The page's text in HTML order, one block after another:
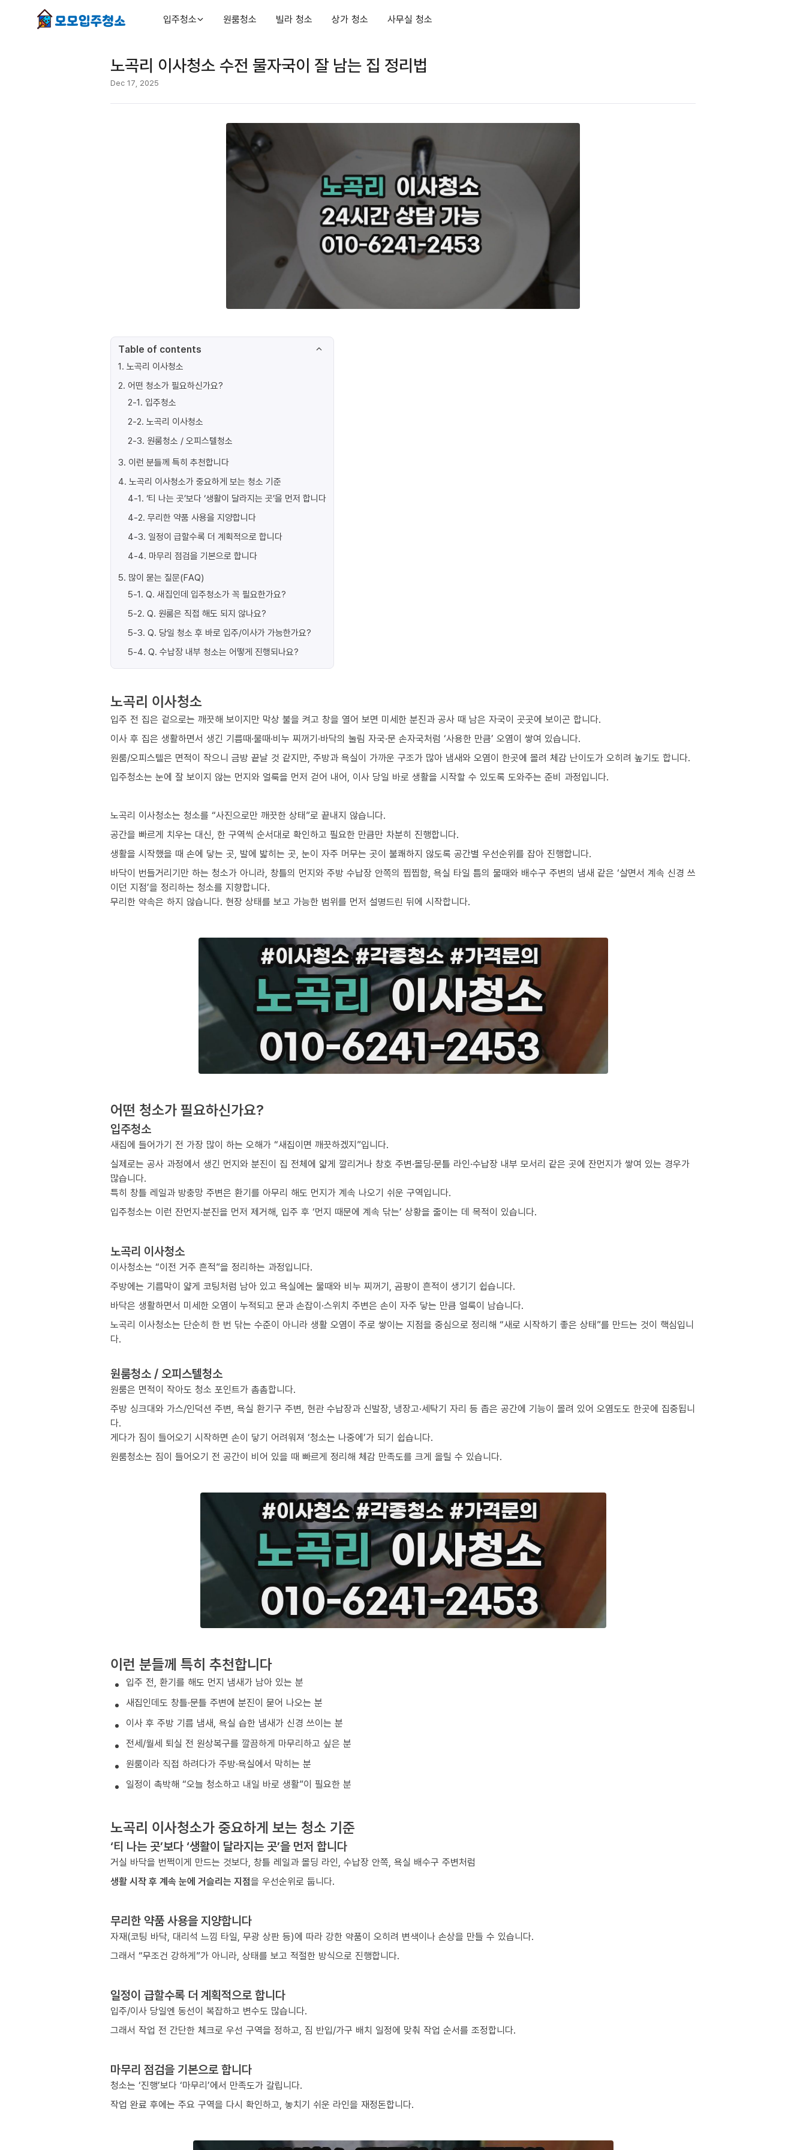
입주청소 원룸청소 빌라 청소 상가 청소 사무실 청소
노곡리 이사청소 수전 물자국이 잘 남는 집 정리법
Dec 17, 2025
Table of contents
1. 노곡리 이사청소
2. 어떤 청소가 필요하신가요?
2-1. 입주청소
2-2. 노곡리 이사청소
2-3. 원룸청소 / 오피스텔청소
3. 이런 분들께 특히 추천합니다
4. 노곡리 이사청소가 중요하게 보는 청소 기준
4-1. ‘티 나는 곳’보다 ‘생활이 달라지는 곳’을 먼저 합니다
4-2. 무리한 약품 사용을 지양합니다
4-3. 일정이 급할수록 더 계획적으로 합니다
4-4. 마무리 점검을 기본으로 합니다
5. 많이 묻는 질문(FAQ)
5-1. Q. 새집인데 입주청소가 꼭 필요한가요?
5-2. Q. 원룸은 직접 해도 되지 않나요?
5-3. Q. 당일 청소 후 바로 입주/이사가 가능한가요?
5-4. Q. 수납장 내부 청소는 어떻게 진행되나요?
노곡리 이사청소
입주 전 집은 겉으로는 깨끗해 보이지만 막상 불을 켜고 창을 열어 보면 미세한 분진과 공사 때 남은 자국이 곳곳에 보이곤 합니다.
이사 후 집은 생활하면서 생긴 기름때·물때·비누 찌꺼기·바닥의 눌림 자국·문 손자국처럼 ‘사용한 만큼’ 오염이 쌓여 있습니다.
원룸/오피스텔은 면적이 작으니 금방 끝날 것 같지만, 주방과 욕실이 가까운 구조가 많아 냄새와 오염이 한곳에 몰려 체감 난이도가 오히려 높기도 합니다.
입주청소는 눈에 잘 보이지 않는 먼지와 얼룩을 먼저 걷어 내어, 이사 당일 바로 생활을 시작할 수 있도록 도와주는 준비 과정입니다.
노곡리 이사청소는 청소를 “사진으로만 깨끗한 상태”로 끝내지 않습니다.
공간을 빠르게 치우는 대신, 한 구역씩 순서대로 확인하고 필요한 만큼만 차분히 진행합니다.
생활을 시작했을 때 손에 닿는 곳, 발에 밟히는 곳, 눈이 자주 머무는 곳이 불쾌하지 않도록 공간별 우선순위를 잡아 진행합니다.
바닥이 번들거리기만 하는 청소가 아니라, 창틀의 먼지와 주방 수납장 안쪽의 찝찝함, 욕실 타일 틈의 물때와 배수구 주변의 냄새 같은 ‘살면서 계속 신경 쓰
이던 지점’을 정리하는 청소를 지향합니다.
무리한 약속은 하지 않습니다. 현장 상태를 보고 가능한 범위를 먼저 설명드린 뒤에 시작합니다.
어떤 청소가 필요하신가요?
입주청소
새집에 들어가기 전 가장 많이 하는 오해가 “새집이면 깨끗하겠지”입니다.
실제로는 공사 과정에서 생긴 먼지와 분진이 집 전체에 얇게 깔리거나 창호 주변·몰딩·문틀 라인·수납장 내부 모서리 같은 곳에 잔먼지가 쌓여 있는 경우가
많습니다.
특히 창틀 레일과 방충망 주변은 환기를 아무리 해도 먼지가 계속 나오기 쉬운 구역입니다.
입주청소는 이런 잔먼지·분진을 먼저 제거해, 입주 후 ‘먼지 때문에 계속 닦는’ 상황을 줄이는 데 목적이 있습니다.
노곡리 이사청소
이사청소는 “이전 거주 흔적”을 정리하는 과정입니다.
주방에는 기름막이 얇게 코팅처럼 남아 있고 욕실에는 물때와 비누 찌꺼기, 곰팡이 흔적이 생기기 쉽습니다.
바닥은 생활하면서 미세한 오염이 누적되고 문과 손잡이·스위치 주변은 손이 자주 닿는 만큼 얼룩이 남습니다.
노곡리 이사청소는 단순히 한 번 닦는 수준이 아니라 생활 오염이 주로 쌓이는 지점을 중심으로 정리해 “새로 시작하기 좋은 상태”를 만드는 것이 핵심입니
다.
원룸청소 / 오피스텔청소
원룸은 면적이 작아도 청소 포인트가 촘촘합니다.
주방 싱크대와 가스/인덕션 주변, 욕실 환기구 주변, 현관 수납장과 신발장, 냉장고·세탁기 자리 등 좁은 공간에 기능이 몰려 있어 오염도도 한곳에 집중됩니
다.
게다가 짐이 들어오기 시작하면 손이 닿기 어려워져 ‘청소는 나중에’가 되기 쉽습니다.
원룸청소는 짐이 들어오기 전 공간이 비어 있을 때 빠르게 정리해 체감 만족도를 크게 올릴 수 있습니다.
이런 분들께 특히 추천합니다
입주 전, 환기를 해도 먼지 냄새가 남아 있는 분
새집인데도 창틀·문틀 주변에 분진이 묻어 나오는 분
이사 후 주방 기름 냄새, 욕실 습한 냄새가 신경 쓰이는 분
전세/월세 퇴실 전 원상복구를 깔끔하게 마무리하고 싶은 분
원룸이라 직접 하려다가 주방·욕실에서 막히는 분
일정이 촉박해 “오늘 청소하고 내일 바로 생활”이 필요한 분
노곡리 이사청소가 중요하게 보는 청소 기준
‘티 나는 곳’보다 ‘생활이 달라지는 곳’을 먼저 합니다
거실 바닥을 번쩍이게 만드는 것보다, 창틀 레일과 몰딩 라인, 수납장 안쪽, 욕실 배수구 주변처럼
생활 시작 후 계속 눈에 거슬리는 지점을 우선순위로 둡니다.
무리한 약품 사용을 지양합니다
자재(코팅 바닥, 대리석 느낌 타일, 무광 상판 등)에 따라 강한 약품이 오히려 변색이나 손상을 만들 수 있습니다.
그래서 “무조건 강하게”가 아니라, 상태를 보고 적절한 방식으로 진행합니다.
일정이 급할수록 더 계획적으로 합니다
입주/이사 당일엔 동선이 복잡하고 변수도 많습니다.
그래서 작업 전 간단한 체크로 우선 구역을 정하고, 짐 반입/가구 배치 일정에 맞춰 작업 순서를 조정합니다.
마무리 점검을 기본으로 합니다
청소는 ‘진행’보다 ‘마무리’에서 만족도가 갈립니다.
작업 완료 후에는 주요 구역을 다시 확인하고, 놓치기 쉬운 라인을 재정돈합니다.